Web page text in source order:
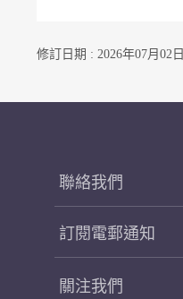
修訂日期 : 2026年07月02日
聯絡我們
訂閱電郵通知
關注我們